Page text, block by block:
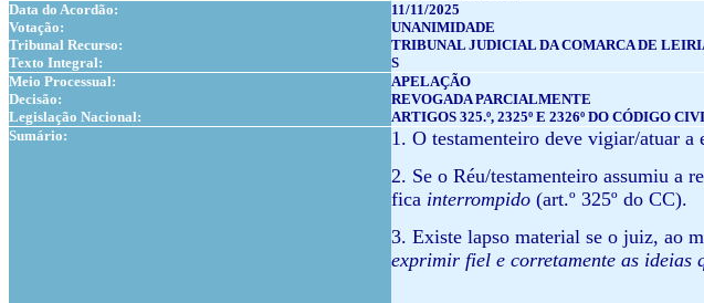
Data do Acordão:
11/11/2025
Votação:
UNANIMIDADE
Tribunal Recurso:
TRIBUNAL JUDICIAL DA COMARCA DE
Texto Integral:
S
Meio Processual:
APELAÇÃO
Decisão:
REVOGADA PARCIALMENTE
Legislação Nacional:
ARTIGOS 325.º, 2325º E 2326º DO CÓDIGO
Sumário:
1. O testamenteiro deve vigiar/atuar a
2. Se o Réu/testamenteiro assumiu a
fica interrompido (art.º 325º do CC).
3. Existe lapso material se o juiz, ao
exprimir fiel e corretamente as ideias